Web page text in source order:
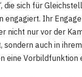
die sich für
engagiert. Ihr
nicht nur vor der
sondern auch in
eine Vorbildfunktion